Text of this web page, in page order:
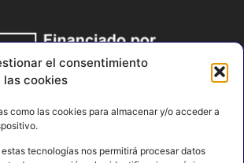
el consentimiento
las cookies
como las cookies para almacenar y/o acceder a
tecnologías nos permitirá procesar datos